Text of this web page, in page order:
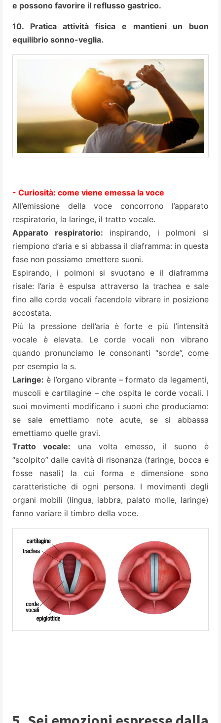
e possono favorire il reflusso gastrico.
10. Pratica attività fisica e mantieni un buon
equilibrio sonno-veglia.
- Curiosità: come viene emessa la voce
All’emissione della voce concorrono l’apparato
respiratorio, la laringe, il tratto vocale.
Apparato respiratorio: inspirando, i polmoni si
riempiono d’aria e si abbassa il diaframma: in questa
fase non possiamo emettere suoni.
Espirando, i polmoni si svuotano e il diaframma
risale: l’aria è espulsa attraverso la trachea e sale
fino alle corde vocali facendole vibrare in posizione
accostata.
Più la pressione dell’aria è forte e più l’intensità
vocale è elevata. Le corde vocali non vibrano
quando pronunciamo le consonanti “sorde”, come
per esempio la s.
Laringe: è l’organo vibrante – formato da legamenti,
muscoli e cartilagine – che ospita le corde vocali. I
suoi movimenti modificano i suoni che produciamo:
se sale emettiamo note acute, se si abbassa
emettiamo quelle gravi.
Tratto vocale: una volta emesso, il suono è
“scolpito” dalle cavità di risonanza (faringe, bocca e
fosse nasali) la cui forma e dimensione sono
caratteristiche di ogni persona. I movimenti degli
organi mobili (lingua, labbra, palato molle, laringe)
fanno variare il timbro della voce.